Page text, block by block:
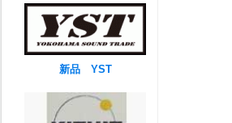
新品 YST